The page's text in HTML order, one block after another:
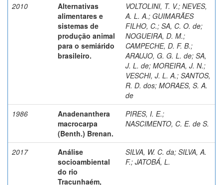
2010
Alternativas
alimentares e
sistemas de
produção animal
para o semiárido
brasileiro.
VOLTOLINI, T. V.; NEVES,
A. L. A.; GUIMARÃES
FILHO, C.; SA, C. O. de;
NOGUEIRA, D. M.;
CAMPECHE, D. F. B.;
ARAUJO, G. G. L. de; SA,
J. L. de; MOREIRA, J. N.;
VESCHI, J. L. A.; SANTOS,
R. D. dos; MORAES, S. A.
de
1986
Anadenanthera
macrocarpa
(Benth.) Brenan.
PIRES, I. E.;
NASCIMENTO, C. E. de S.
2017
Análise
socioambiental
do rio
Tracunhaém,
SILVA, W. C. da; SILVA, A.
F.; JATOBÁ, L.